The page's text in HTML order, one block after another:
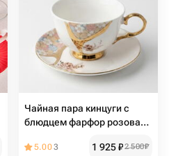
Чайная пара кинцуги с
блюдцем фарфор розовая
5.003 1 925₽2 500₽